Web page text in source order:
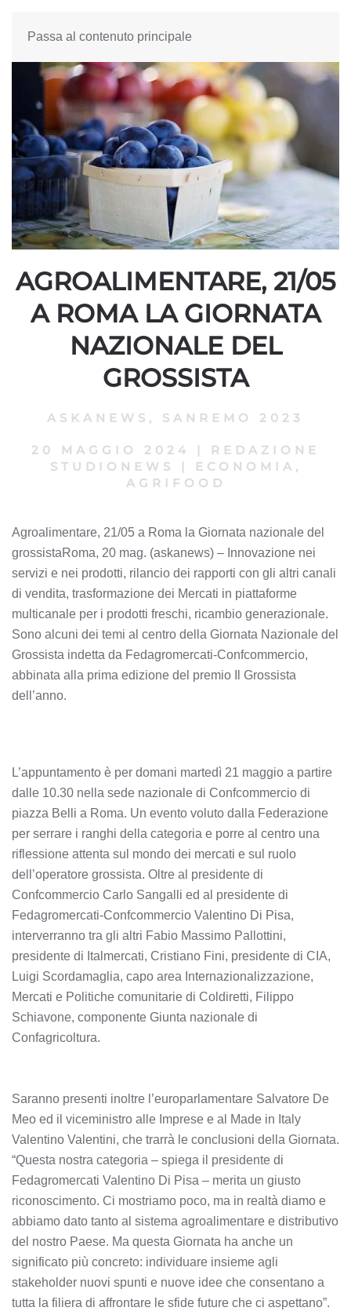
Passa al contenuto principale
AGROALIMENTARE, 21/05
A ROMA LA GIORNATA
NAZIONALE DEL
GROSSISTA
ASKANEWS , SANREMO 2023
20 MAGGIO 2024
REDAZIONE
STUDIONEWS
ECONOMIA,
AGRIFOOD
Agroalimentare, 21/05 a Roma la Giornata nazionale del
grossistaRoma, 20 mag. (askanews) – Innovazione nei
servizi e nei prodotti, rilancio dei rapporti con gli altri canali
di vendita, trasformazione dei Mercati in piattaforme
multicanale per i prodotti freschi, ricambio generazionale.
Sono alcuni dei temi al centro della Giornata Nazionale del
Grossista indetta da Fedagromercati-Confcommercio,
abbinata alla prima edizione del premio Il Grossista
dell’anno.
L’appuntamento è per domani martedì 21 maggio a partire
dalle 10.30 nella sede nazionale di Confcommercio di
piazza Belli a Roma. Un evento voluto dalla Federazione
per serrare i ranghi della categoria e porre al centro una
riflessione attenta sul mondo dei mercati e sul ruolo
dell’operatore grossista. Oltre al presidente di
Confcommercio Carlo Sangalli ed al presidente di
Fedagromercati-Confcommercio Valentino Di Pisa,
interverranno tra gli altri Fabio Massimo Pallottini,
presidente di Italmercati, Cristiano Fini, presidente di CIA,
Luigi Scordamaglia, capo area Internazionalizzazione,
Mercati e Politiche comunitarie di Coldiretti, Filippo
Schiavone, componente Giunta nazionale di
Confagricoltura.
Saranno presenti inoltre l’europarlamentare Salvatore De
Meo ed il viceministro alle Imprese e al Made in Italy
Valentino Valentini, che trarrà le conclusioni della Giornata.
“Questa nostra categoria – spiega il presidente di
Fedagromercati Valentino Di Pisa – merita un giusto
riconoscimento. Ci mostriamo poco, ma in realtà diamo e
abbiamo dato tanto al sistema agroalimentare e distributivo
del nostro Paese. Ma questa Giornata ha anche un
significato più concreto: individuare insieme agli
stakeholder nuovi spunti e nuove idee che consentano a
tutta la filiera di affrontare le sfide future che ci aspettano”.